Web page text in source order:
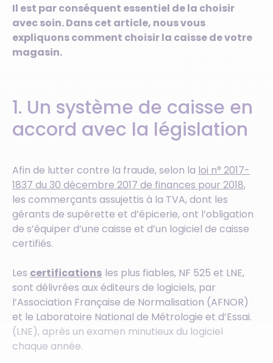
Il est par conséquent essentiel de la choisir
avec soin. Dans cet article, nous vous
expliquons comment choisir la caisse de votre
magasin.
1. Un système de caisse en
accord avec la législation
Afin de lutter contre la fraude, selon la loi n° 2017-
1837 du 30 décembre 2017 de finances pour 2018,
les commerçants assujettis à la TVA, dont les
gérants de supérette et d’épicerie, ont l’obligation
de s’équiper d’une caisse et d’un logiciel de caisse
certifiés.
Les certifications les plus fiables, NF 525 et LNE,
sont délivrées aux éditeurs de logiciels, par
l’Association Française de Normalisation (AFNOR)
et le Laboratoire National de Métrologie et d’Essai.
(LNE), après un examen minutieux du logiciel
chaque année.